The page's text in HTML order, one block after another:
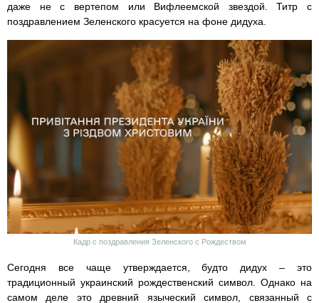
даже не с вертепом или Вифлеемской звездой. Титр с
поздравлением Зеленского красуется на фоне дидуха.
Кадр с поздравления Зеленского с Рождеством
Сегодня все чаще утверждается, будто дидух – это
традиционный украинский рождественский символ. Однако на
самом деле это древний языческий символ, связанный с